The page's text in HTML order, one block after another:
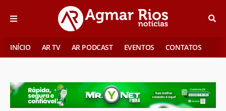
INÍCIO AR TV AR PODCAST EVENTOS CONTATOS